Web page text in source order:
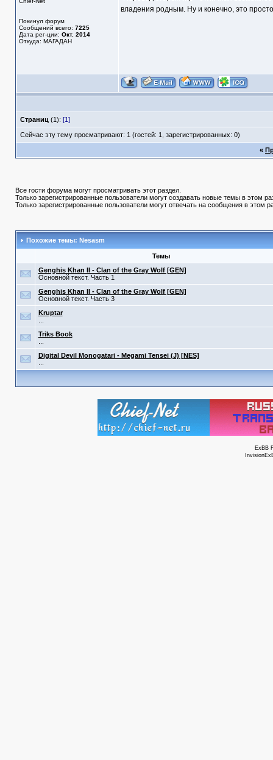
Покинул форум
Сообщений всего: 7225
Дата рег-ции: Окт. 2014
Откуда: МАГАДАН
владения родным. Ну и конечно, это
Страниц (1): [1]
Сейчас эту тему просматривают: 1 (гостей: 1, зарегистрированных: 0)
«
Все гости форума могут просматривать этот раздел.
Только зарегистрированные пользователи могут создавать новые темы в этом
Только зарегистрированные пользователи могут отвечать на сообщения в этом
Похожие темы: Nesasm
Темы
Genghis Khan II - Clan of the Gray Wolf [GEN]
Основной текст. Часть 1
Genghis Khan II - Clan of the Gray Wolf [GEN]
Основной текст. Часть 3
Kruptar
Triks Book
Digital Devil Monogatari - Megami Tensei (J) [NES]
ExBB